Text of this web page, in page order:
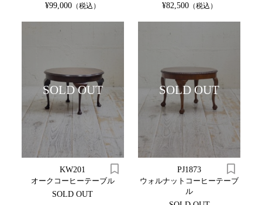
¥99,000 （税込） ¥82,500（税込）
SOLD OUT
KW201
オークコーヒーテーブル
SOLD OUT
SOLD OUT
PJ1873
ウォルナットコーヒーテーブ
ル